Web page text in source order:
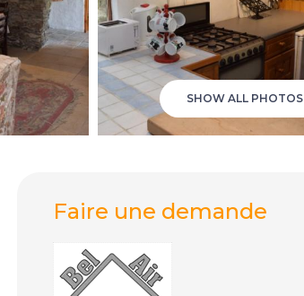
SHOW ALL PHOTOS
Faire une demande